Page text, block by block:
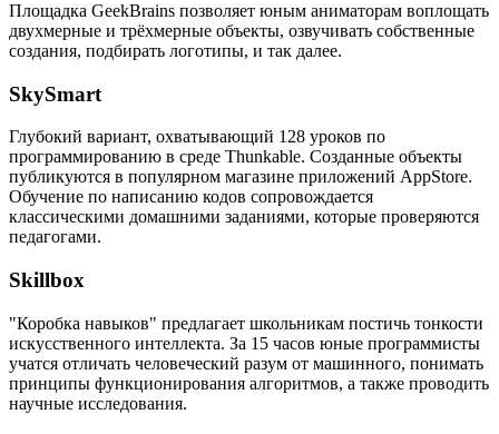
Площадка GeekBrains позволяет юным аниматорам воплощать
двухмерные и трёхмерные объекты, озвучивать собственные
создания, подбирать логотипы, и так далее.
SkySmart
Глубокий вариант, охватывающий 128 уроков по
программированию в среде Thunkable. Созданные объекты
публикуются в популярном магазине приложений AppStore.
Обучение по написанию кодов сопровождается
классическими домашними заданиями, которые проверяются
педагогами.
Skillbox
"Коробка навыков" предлагает школьникам постичь тонкости
искусственного интеллекта. За 15 часов юные программисты
учатся отличать человеческий разум от машинного, понимать
принципы функционирования алгоритмов, а также проводить
научные исследования.